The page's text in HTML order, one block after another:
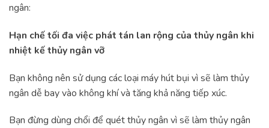
ngân:
Hạn chế tối đa việc phát tán lan rộng của thủy ngân khi
nhiệt kế thủy ngân vỡ
Bạn không nên sử dụng các loại máy hút bụi vì sẽ làm thủy
ngân dễ bay vào không khí và tăng khả năng tiếp xúc.
Bạn đừng dùng chổi để quét thủy ngân vì sẽ làm thủy ngân